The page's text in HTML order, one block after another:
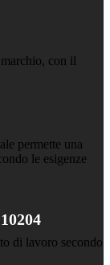
con il
permette una
le esigenze
di lavoro secondo